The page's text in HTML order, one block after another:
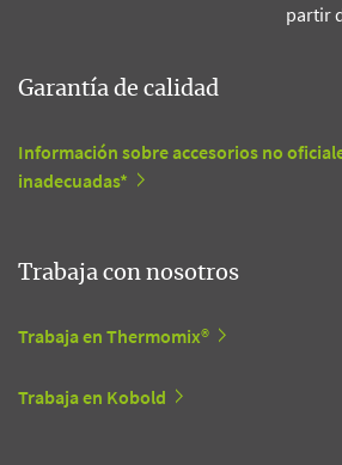
partir
Garantía de calidad
Información sobre accesorios no
inadecuadas*
Trabaja con nosotros
Trabaja en Thermomix®
Trabaja en Kobold